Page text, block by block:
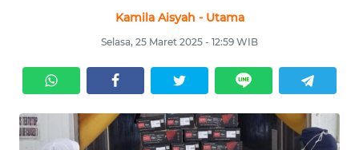
Kamila Aisyah - Utama
Selasa, 25 Maret 2025 - 12:59 WIB
SERBA-
SERBI
OPINI